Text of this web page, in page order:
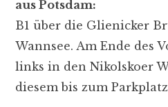
aus Potsdam:
B1 über die Glienicker
Wannsee. Am Ende des
links in den Nikolskoer
diesem bis zum